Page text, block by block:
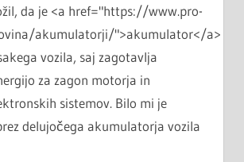
da je <a href="https://www.pro-
akumulatorji/">akumulator</a>
vozila, saj zagotavlja
za zagon motorja in
sistemov. Bilo mi je
delujočega akumulatorja vozila